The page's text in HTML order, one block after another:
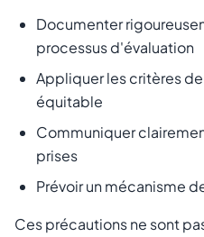
Documenter
processus d'évaluation
Appliquer les critères
équitable
Communiquer
prises
Prévoir un mécanisme
Ces précautions ne sont